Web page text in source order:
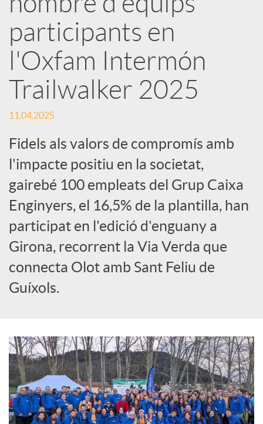
i
c
a
d
o
r
d
e
o
n
participants en
l'Oxfam Intermón
Trailwalker 2025
11.04.2025
Fidels als valors de compromís amb
l'impacte positiu en la societat,
gairebé 100 empleats del Grup Caixa
Enginyers, el 16,5% de la plantilla, han
participat en l'edició d'enguany a
Girona, recorrent la Via Verda que
connecta Olot amb Sant Feliu de
Guíxols.